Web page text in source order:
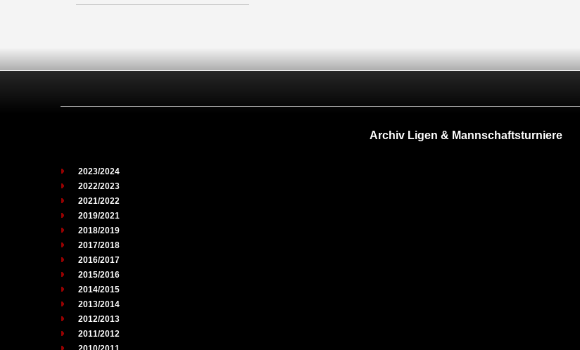
Archiv Ligen & Mannschaftsturniere
2023/2024
2022/2023
2021/2022
2019/2021
2018/2019
2017/2018
2016/2017
2015/2016
2014/2015
2013/2014
2012/2013
2011/2012